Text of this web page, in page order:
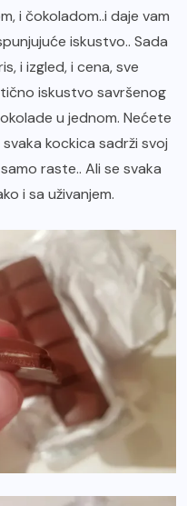
i čokoladom..i daje vam
iskustvo.. Sada
i izgled, i cena, sve
iskustvo savršenog
u jednom. Nećete
kockica sadrži svoj
raste.. Ali se svaka
i sa uživanjem.